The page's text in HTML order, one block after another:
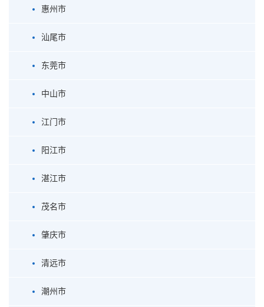
惠州市
汕尾市
东莞市
中山市
江门市
阳江市
湛江市
茂名市
肇庆市
清远市
潮州市